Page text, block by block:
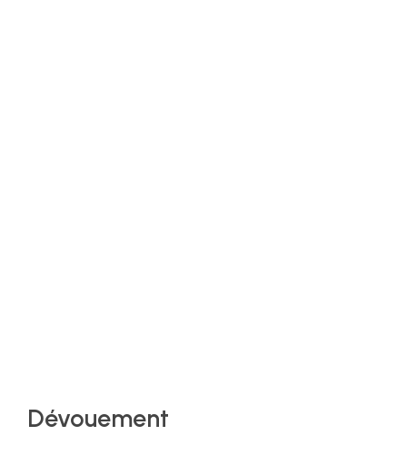
Dévouement